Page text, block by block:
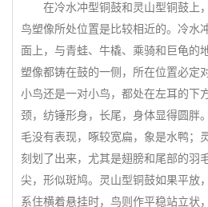
在冷水冲型铜鼓和灵山型铜鼓上
鸟塑像所处位置是比较相近的。冷水
面上，与青蛙、牛橇、乘骑和巨龟的
塑像都铸在鼓的一侧，所在位置必定
小鸟还是一对小鸟，都处在左耳的下
颈，纺锤形身，长尾，身体显得圆胖
毛没有表现，啄较宽扁，象是水鸭；
刻划了出来，尤其是翅膀和尾部的羽
尖，形似斑鸠。灵山型铜鼓如果平放
系住横着悬挂时，鸟则作平稳站立状